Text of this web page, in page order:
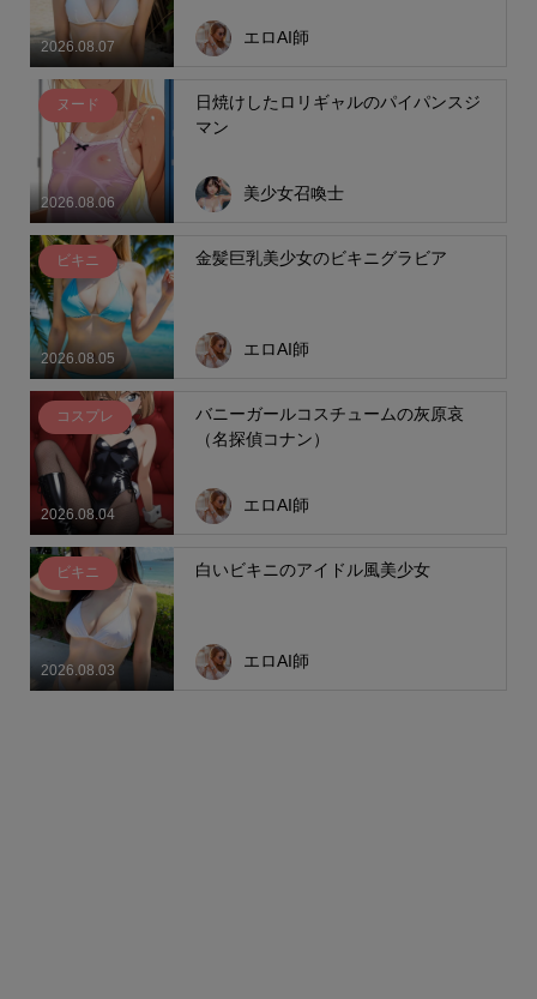
2026.08.07
エロAI師
2026.08.06
ヌード
日焼けしたロリギャルのパイパンスジ
マン
美少女召喚士
2026.08.05
ビキニ 金髪巨乳美少女のビキニグラビア
エロAI師
2026.08.04
コスプレ
バニーガールコスチュームの灰原哀
（名探偵コナン）
エロAI師
2026.08.03
ビキニ 白いビキニのアイドル風美少女
エロAI師